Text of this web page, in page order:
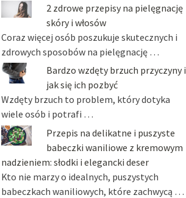
2 zdrowe przepisy na pielęgnację
skóry i włosów
Coraz więcej osób poszukuje skutecznych i
zdrowych sposobów na pielęgnację …
Bardzo wzdęty brzuch przyczyny i
jak się ich pozbyć
Wzdęty brzuch to problem, który dotyka
wiele osób i potrafi …
Przepis na delikatne i puszyste
babeczki waniliowe z kremowym
nadzieniem: słodki i elegancki deser
Kto nie marzy o idealnych, puszystych
babeczkach waniliowych, które zachwycą …